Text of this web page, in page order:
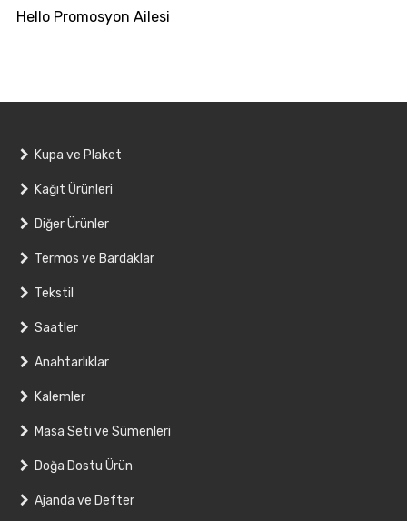
Hello Promosyon Ailesi
Kupa ve Plaket
Kağıt Ürünleri
Diğer Ürünler
Termos ve Bardaklar
Tekstil
Saatler
Anahtarlıklar
Kalemler
Masa Seti ve Sümenleri
Doğa Dostu Ürün
Ajanda ve Defter